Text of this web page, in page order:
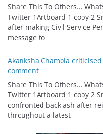
Share This To Others...
Twitter 1Artboard 1 copy 2
after making Civil Service
message to
Akanksha Chamola criticised
comment
Share This To Others...
Twitter 1Artboard 1 copy 2
confronted backlash after
throughout a latest